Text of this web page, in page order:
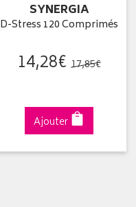
SYNERGIA
D-Stress 120 Comprimés
14,28€ 17,85€
Ajouter